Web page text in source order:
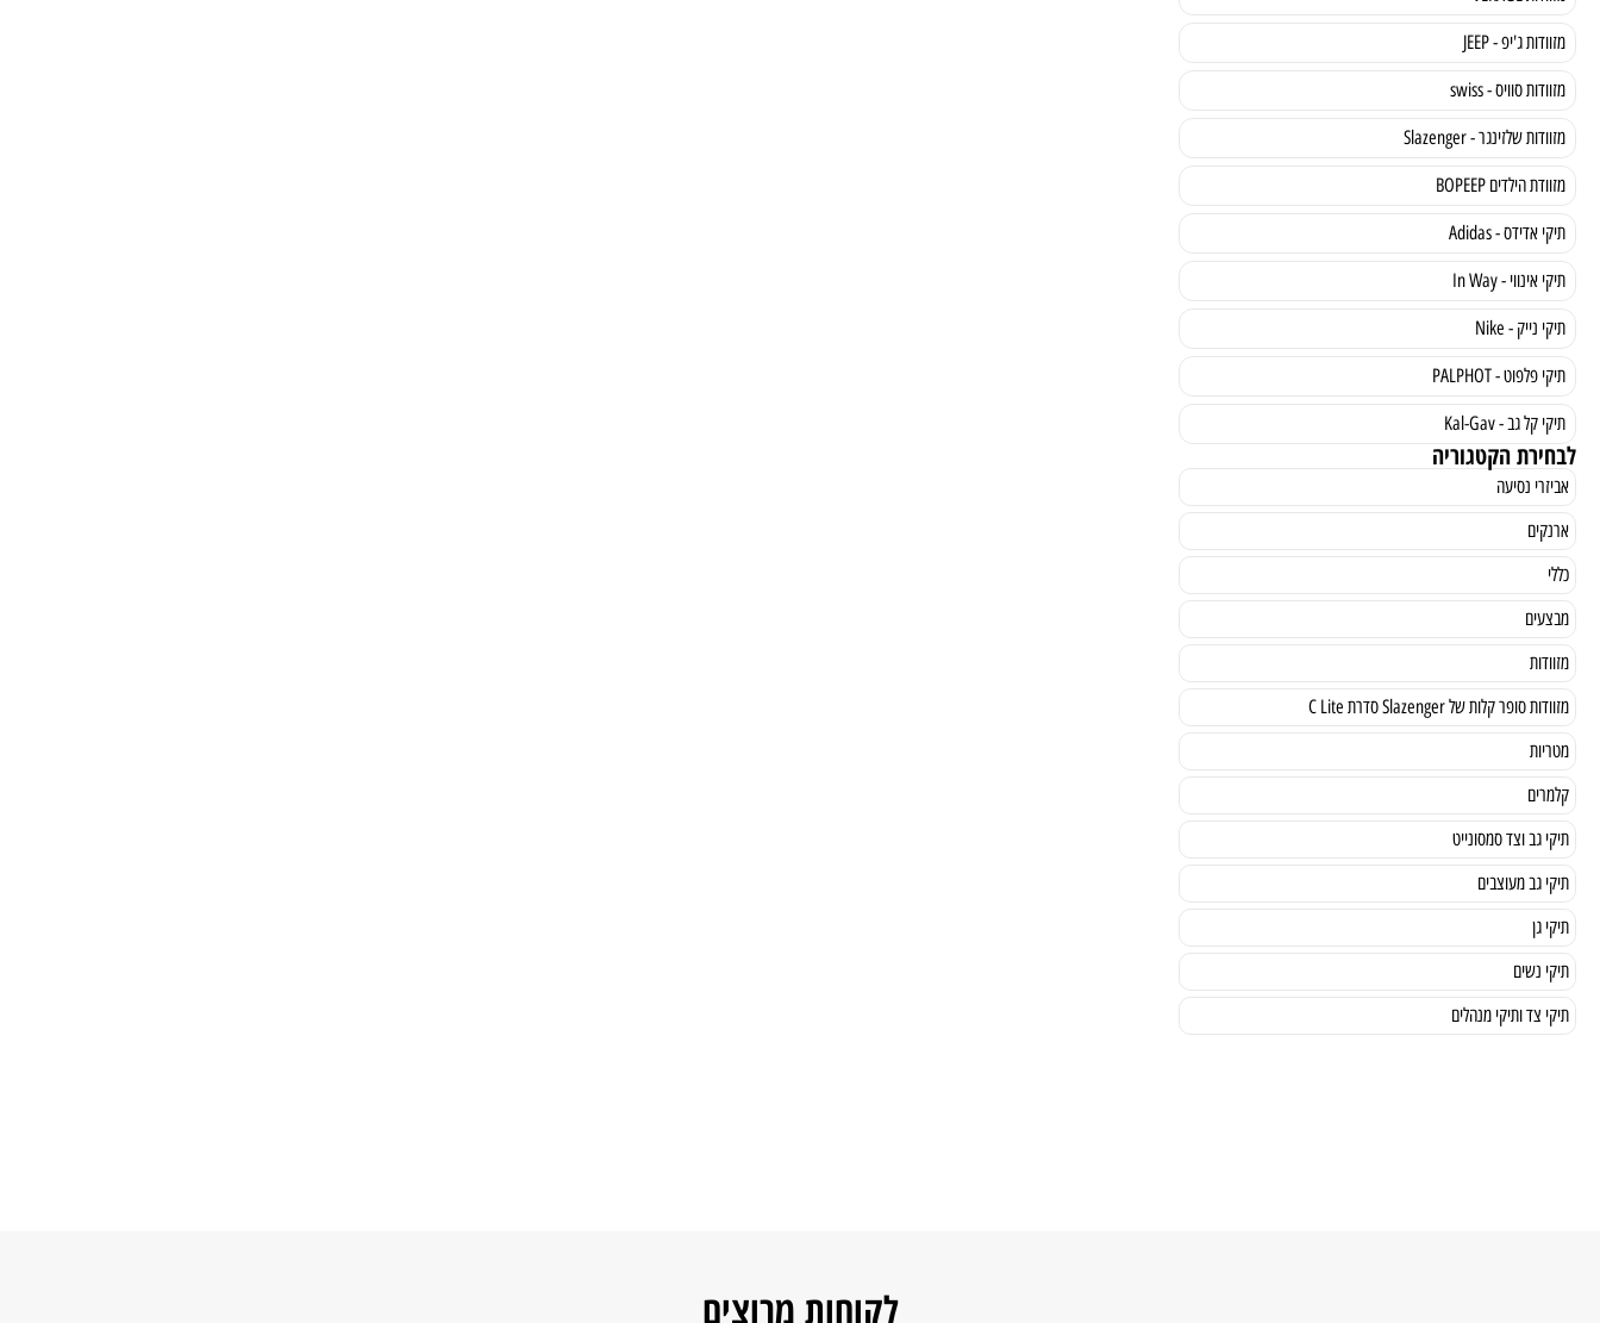
מזוודות ג'יפ - JEEP
מזוודות סוויס - swiss
מזוודות שלזינגר - Slazenger
מזוודת הילדים BOPEEP
תיקי אדידס - Adidas
תיקי אינווי - In Way
תיקי נייק - Nike
תיקי פלפוט - PALPHOT
תיקי קל גב - Kal-Gav
לבחירת הקטגוריה
אביזרי נסיעה
ארנקים
כללי
מבצעים
מזוודות
מזוודות סופר קלות של Slazenger סדרת C Lite
מטריות
קלמרים
תיקי גב וצד סמסונייט
תיקי גב מעוצבים
תיקי גן
תיקי נשים
תיקי צד ותיקי מנהלים
לקוחות מרוצים